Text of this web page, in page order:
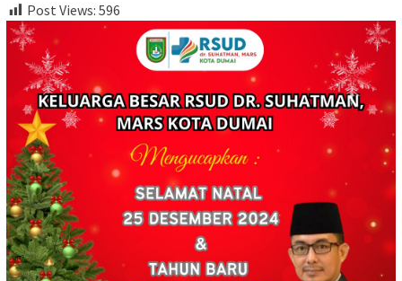
Post Views: 596